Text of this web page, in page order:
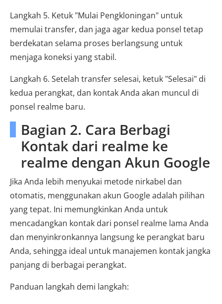
Langkah 5. Ketuk "Mulai Pengkloningan" untuk
memulai transfer, dan jaga agar kedua ponsel tetap
berdekatan selama proses berlangsung untuk
menjaga koneksi yang stabil.
Langkah 6. Setelah transfer selesai, ketuk "Selesai" di
kedua perangkat, dan kontak Anda akan muncul di
ponsel realme baru.
Bagian 2. Cara Berbagi
Kontak dari realme ke
realme dengan Akun Google
Jika Anda lebih menyukai metode nirkabel dan
otomatis, menggunakan akun Google adalah pilihan
yang tepat. Ini memungkinkan Anda untuk
mencadangkan kontak dari ponsel realme lama Anda
dan menyinkronkannya langsung ke perangkat baru
Anda, sehingga ideal untuk manajemen kontak jangka
panjang di berbagai perangkat.
Panduan langkah demi langkah: